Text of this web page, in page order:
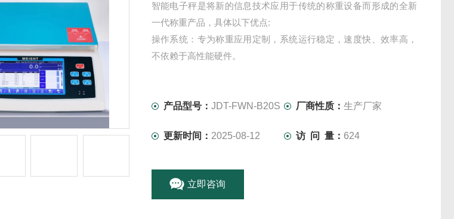
智能电子秤是将新的信息技术应用于传统的称重设备而形成的全新
一代称重产品，具体以下优点:
操作系统：专为称重应用定制，系统运行稳定，速度快、效率高，
不依赖于高性能硬件。
报表。产品型号： JDT-FWN-B20S 厂商性质：生产厂家
更新时间： 2025-08-12 访 问 量： 624
立即咨询